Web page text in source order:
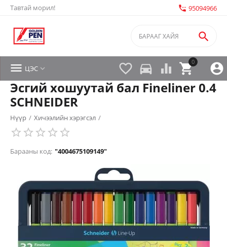
Тавтай морил! settings_phone 95094966


0

 directions_car 
 ЦЭС 
Эсгий хошуутай бал Fineliner 0.4
SCHNEIDER
Нүүр / Хичээлийн хэрэгсэл /
Барааны код: "4004675109149"